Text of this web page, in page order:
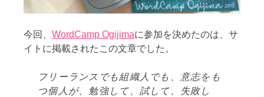
今回、 WordCamp Ogijimaに参加を決めたのは、サ
イトに掲載されたこの文章でした。
フリーランスでも組織人でも、意志をも
つ個人が、勉強して、試して、失敗し